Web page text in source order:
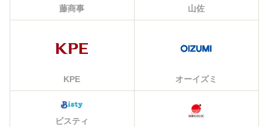
藤商事 山佐
KPE オーイズミ
ビスティ